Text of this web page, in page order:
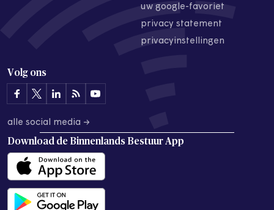
uw google-favoriet
privacy statement
privacyinstellingen
Volg ons
alle social media →
Download de Binnenlands Bestuur App